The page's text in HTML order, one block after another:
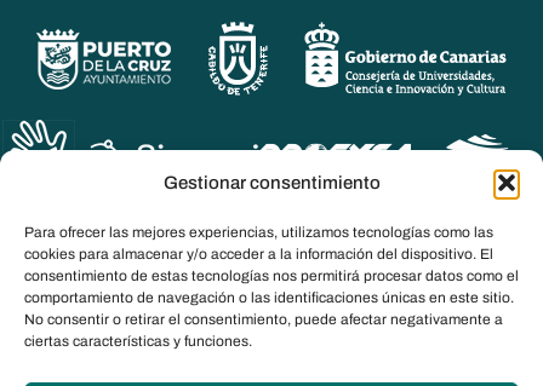
Gestionar consentimiento
Para ofrecer las mejores experiencias, utilizamos tecnologías como las
cookies para almacenar y/o acceder a la información del dispositivo. El
consentimiento de estas tecnologías nos permitirá procesar datos como el
comportamiento de navegación o las identificaciones únicas en este sitio.
No consentir o retirar el consentimiento, puede afectar negativamente a
ciertas características y funciones.